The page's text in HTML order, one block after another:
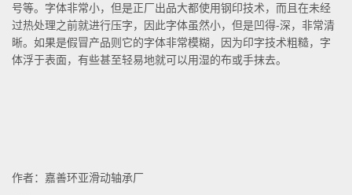
号等。字体非常小，但是正厂出品大都使用钢印技术，而且在未经
过热处理之前就进行压字，因此字体虽然小，但是凹得-深，非常清
晰。如果是假冒产品则它的字体非常模糊，因为印字技术粗糙，字
体浮于表面，有些甚至轻易地就可以用湿的布或手抹去。
作者：嘉善环亚滑动轴承厂